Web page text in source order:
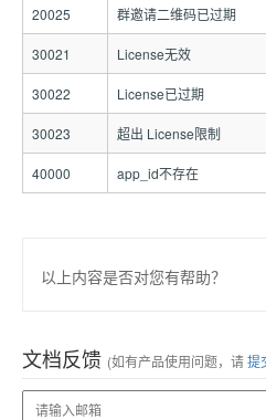
20025 群邀请二维码已过期
30021 License无效
30022 License已过期
30023 超出 License限制
40000 app_id不存在
以上内容是否对您有帮助？
文档反馈 (如有产品使用问题，请提